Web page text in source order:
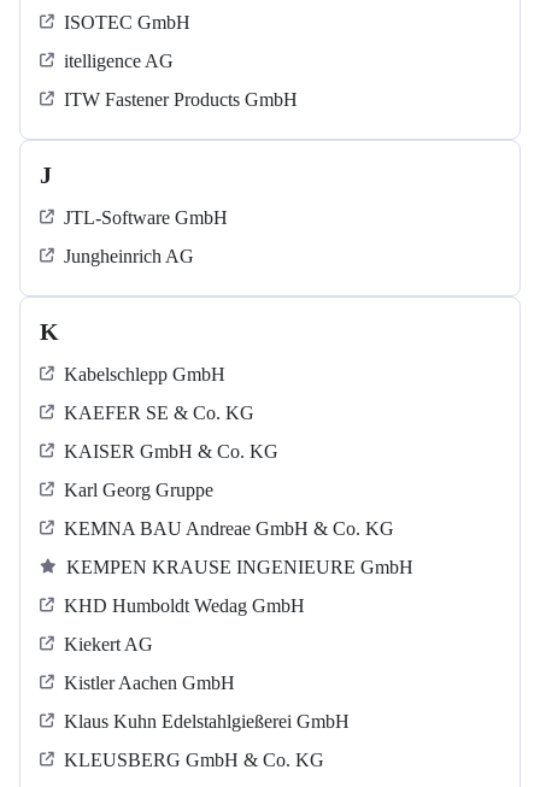
ISOTEC GmbH
itelligence AG
ITW Fastener Products GmbH
J
JTL-Software GmbH
Jungheinrich AG
K
Kabelschlepp GmbH
KAEFER SE & Co. KG
KAISER GmbH & Co. KG
Karl Georg Gruppe
KEMNA BAU Andreae GmbH & Co. KG
KEMPEN KRAUSE INGENIEURE GmbH
KHD Humboldt Wedag GmbH
Kiekert AG
Kistler Aachen GmbH
Klaus Kuhn Edelstahlgießerei GmbH
KLEUSBERG GmbH & Co. KG